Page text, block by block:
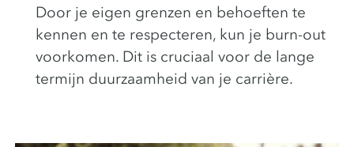
Door je eigen grenzen en behoeften te
kennen en te respecteren, kun je burn-out
voorkomen. Dit is cruciaal voor de lange
termijn duurzaamheid van je carrière.